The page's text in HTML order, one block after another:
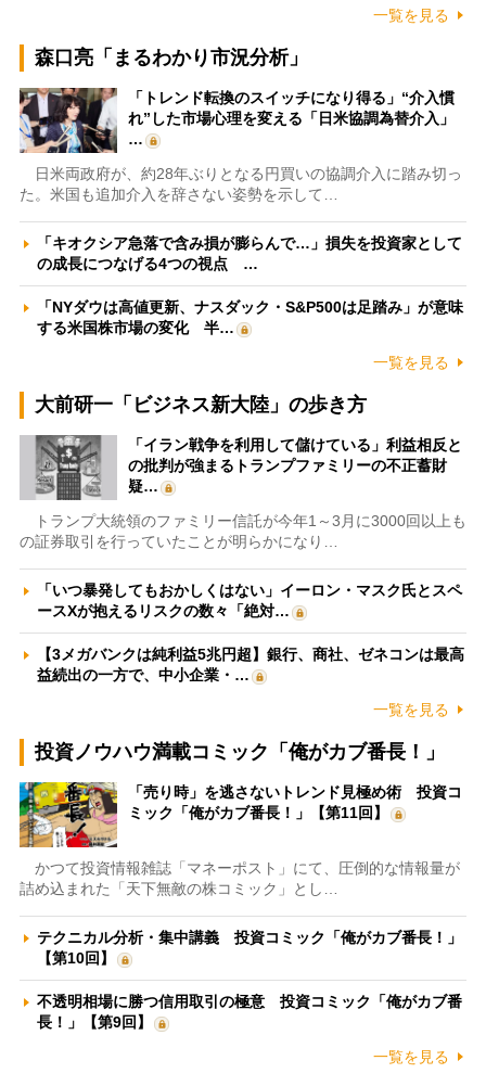
一覧を見る
森口亮「まるわかり市況分析」
「トレンド転換のスイッチになり得る」“介入慣
れ”した市場心理を変える「日米協調為替介入」
…
日米両政府が、約28年ぶりとなる円買いの協調介入に踏み切っ
た。米国も追加介入を辞さない姿勢を示して…
「キオクシア急落で含み損が膨らんで…」損失を投資家として
の成長につなげる4つの視点 …
「NYダウは高値更新、ナスダック・S&P500は足踏み」が意味
する米国株市場の変化 半…
一覧を見る
大前研一「ビジネス新大陸」の歩き方
「イラン戦争を利用して儲けている」利益相反と
の批判が強まるトランプファミリーの不正蓄財
疑…
トランプ大統領のファミリー信託が今年1～3月に3000回以上も
の証券取引を行っていたことが明らかになり…
「いつ暴発してもおかしくはない」イーロン・マスク氏とスペ
ースXが抱えるリスクの数々「絶対…
【3メガバンクは純利益5兆円超】銀行、商社、ゼネコンは最高
益続出の一方で、中小企業・…
一覧を見る
投資ノウハウ満載コミック「俺がカブ番長！」
「売り時」を逃さないトレンド見極め術 投資コ
ミック「俺がカブ番長！」【第11回】
かつて投資情報雑誌「マネーポスト」にて、圧倒的な情報量が
詰め込まれた「天下無敵の株コミック」とし…
テクニカル分析・集中講義 投資コミック「俺がカブ番長！」
【第10回】
不透明相場に勝つ信用取引の極意 投資コミック「俺がカブ番
長！」【第9回】
一覧を見る